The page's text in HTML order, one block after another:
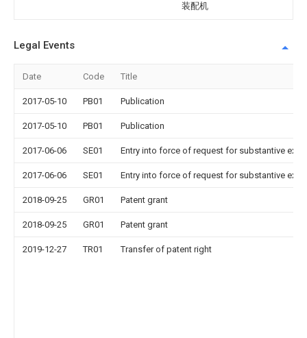
装配机
Legal Events
Date Code Title
2017-05-10 PB01 Publication
2017-05-10 PB01 Publication
2017-06-06 SE01 Entry into force of request for substantive
2017-06-06 SE01 Entry into force of request for substantive
2018-09-25 GR01 Patent grant
2018-09-25 GR01 Patent grant
2019-12-27 TR01 Transfer of patent right